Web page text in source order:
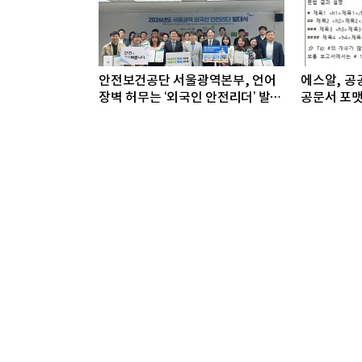
안전보건공단 서울광역본부, 언어
장벽 허무는 ‘외국인 안전리더’ 발대
에스알, 공
공문서 포